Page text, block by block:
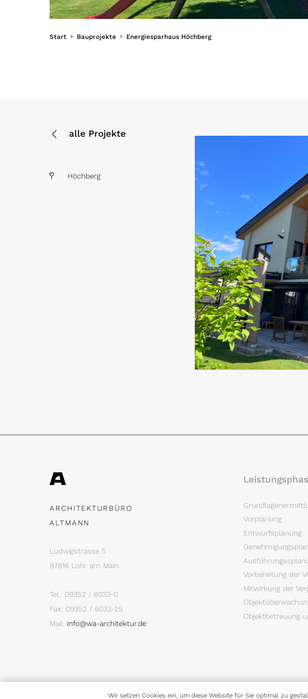
Start Bauprojekte Energiesparhaus Höchberg
alle Projekte
Höchberg
ARCHITEKTURBÜRO
ALTMANN
Ludwigstrasse 5
97816 Lohr am Main
Tel.: 09352 / 6033-0
Fax: 09352 / 6033-25
Mail: info@wa-architektur.de
Vorplanung
Entwurfsplanung
Vorbereitung der
Mitwirkung der
Objektbetreuung
Wir setzen Cookies ein, um diese Website für Sie optimal zu